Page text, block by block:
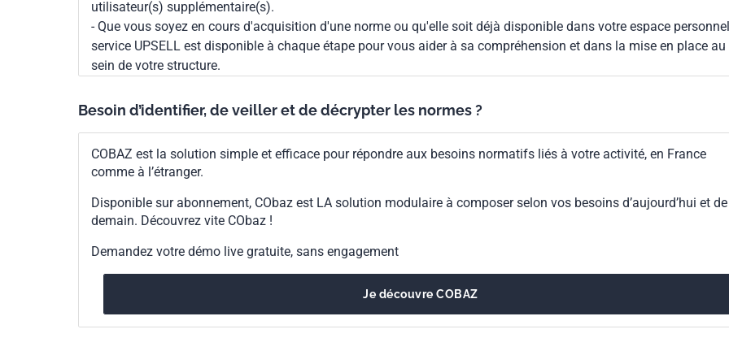
utilisateur(s) supplémentaire(s).
- Que vous soyez en cours d'acquisition d'une norme ou qu'elle soit déjà disponible dans votre espace
service UPSELL est disponible à chaque étape pour vous aider à sa compréhension et dans la mise en place au
sein de votre structure.
Besoin d’identifier, de veiller et de décrypter les normes ?
COBAZ est la solution simple et efficace pour répondre aux besoins normatifs liés à votre activité, en France
comme à l’étranger.
Disponible sur abonnement, CObaz est LA solution modulaire à composer selon vos besoins d’aujourd’hui et de
demain. Découvrez vite CObaz !
Demandez votre démo live gratuite, sans engagement
Je découvre COBAZ